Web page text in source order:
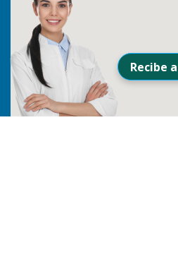
Recibe